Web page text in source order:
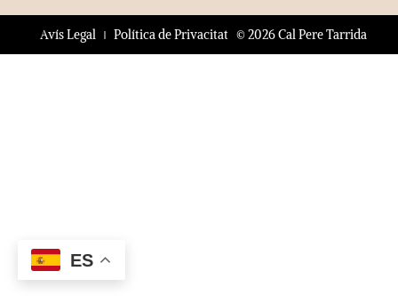
© 2026 Cal Pere Tarrida
Avís Legal Política de Privacitat
ES